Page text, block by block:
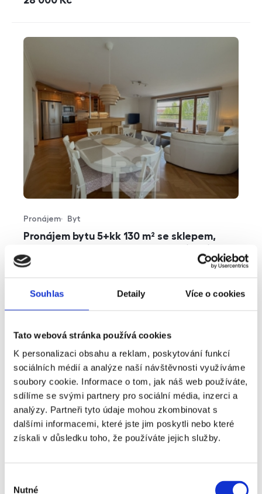
Souhlas Detaily Více o cookies
Tato webová stránka používá cookies
K personalizaci obsahu a reklam, poskytování funkcí
sociálních médií a analýze naší návštěvnosti využíváme
soubory cookie. Informace o tom, jak náš web používáte,
sdílíme se svými partnery pro sociální média, inzerci a
analýzy. Partneři tyto údaje mohou zkombinovat s
dalšími informacemi, které jste jim poskytli nebo které
získali v důsledku toho, že používáte jejich služby.
Nutné
Pronájem bytu 5+kk 130 m² se sklepem,
Typ nabídky
Pronájem
Typ nemovitosti
Byt
funkce
parkování sklep výtah
cena
49 000 Kč